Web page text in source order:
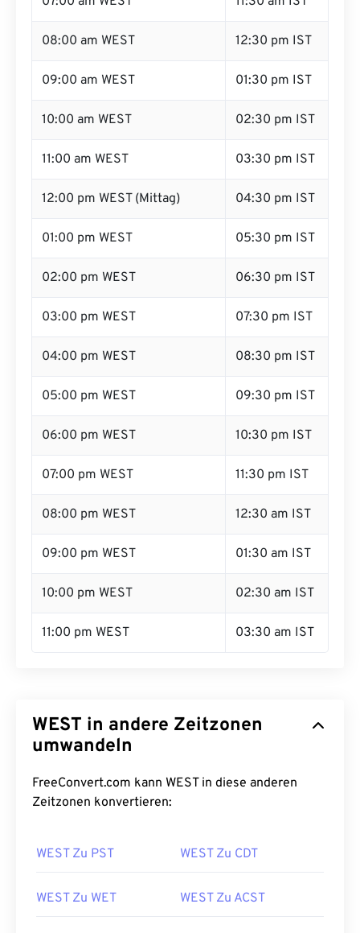
08:00 am WEST 12:30 pm IST
09:00 am WEST 01:30 pm IST
10:00 am WEST 02:30 pm IST
11:00 am WEST 03:30 pm IST
12:00 pm WEST (Mittag) 04:30 pm IST
01:00 pm WEST 05:30 pm IST
02:00 pm WEST 06:30 pm IST
03:00 pm WEST 07:30 pm IST
04:00 pm WEST 08:30 pm IST
05:00 pm WEST 09:30 pm IST
06:00 pm WEST 10:30 pm IST
07:00 pm WEST 11:30 pm IST
08:00 pm WEST 12:30 am IST
09:00 pm WEST 01:30 am IST
10:00 pm WEST 02:30 am IST
11:00 pm WEST 03:30 am IST
WEST in andere Zeitzonen
umwandeln
FreeConvert.com kann WEST in diese anderen
Zeitzonen konvertieren:
WEST Zu PST WEST Zu CDT
WEST Zu WET WEST Zu ACST